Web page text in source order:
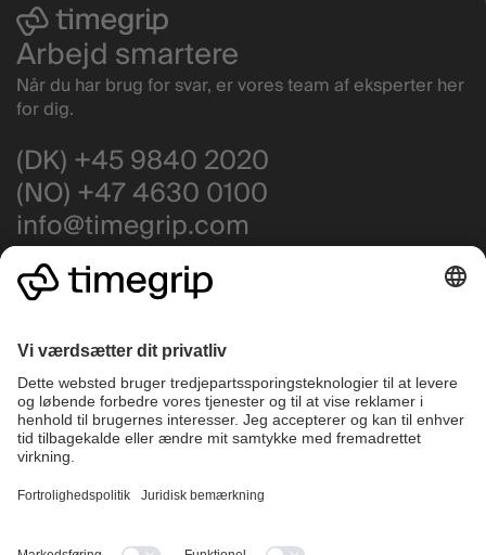
Arbejd smartere
Når du har brug for svar, er vores team af eksperter her
for dig.
(DK) +45 9840 2020
(NO) +47 4630 0100
info@timegrip.com
Få support
Driftstatus
Highlights
Vagtplanlægning
Operations
Company
Priser
Karriere